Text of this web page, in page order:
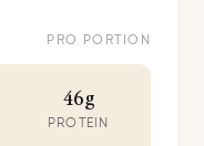
PRO PORTION
46g
PROTEIN